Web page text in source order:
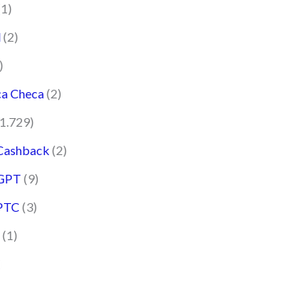
(2)
Checa(2)
(2)
(9)
(3)
(1)